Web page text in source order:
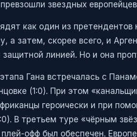
звездных
как один из
а затем, скорее всего, и
линией. Но и она
Гана встречалась с
(1:0). При этом
героически и при
В третьем туре «чёрным
офф был обеспечен.